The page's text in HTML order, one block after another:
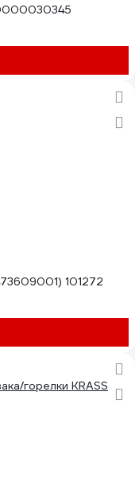
101272